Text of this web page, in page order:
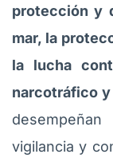
protección y
mar, la
la lucha
narcotráfico y
vigilancia y